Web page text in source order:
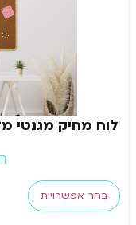
לוח מחיק מגנטי
בחר אפשרויות